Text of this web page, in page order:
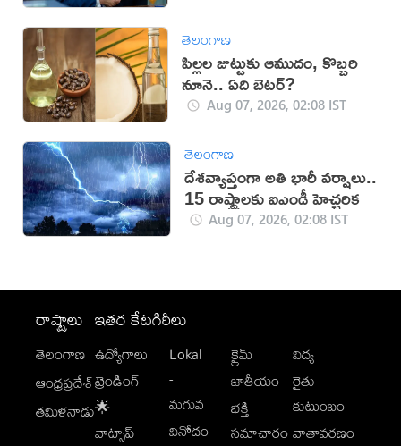
తెలంగాణ
పిల్లల జుట్టుకు ఆముదం, కొబ్బరి
నూనె.. ఏది బెటర్?
Aug 07, 2026, 02:08 IST
తెలంగాణ
దేశవ్యాప్తంగా అతి భారీ వర్షాలు..
15 రాష్ట్రాలకు ఐఎండీ హెచ్చరిక
Aug 07, 2026, 02:08 IST
రాష్ట్రాలు
తెలంగాణ
ఆంధ్రప్రదేశ్
తమిళనాడు
ఇతర కేటగిరీలు
ఉద్యోగాలు
ట్రెండింగ్
🌟
వాట్సాప్
Lokal
-
మగువ
వినోదం
క్రైమ్
జాతీయం
భక్తి
సమాచారం
విద్య
రైతు
కుటుంబం
వాతావరణం